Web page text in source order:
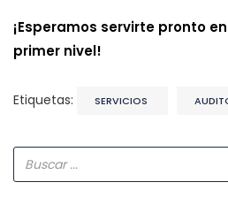
¡Esperamos servirte pronto
primer nivel!
Etiquetas: SERVICIOS